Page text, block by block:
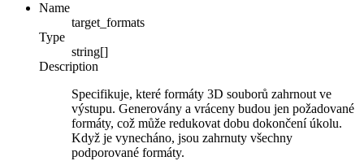
Name
target_formats
Type
string[]
Description
Specifikuje, které formáty 3D souborů zahrnout ve
výstupu. Generovány a vráceny budou jen požadované
formáty, což může redukovat dobu dokončení úkolu.
Když je vynecháno, jsou zahrnuty všechny
podporované formáty.